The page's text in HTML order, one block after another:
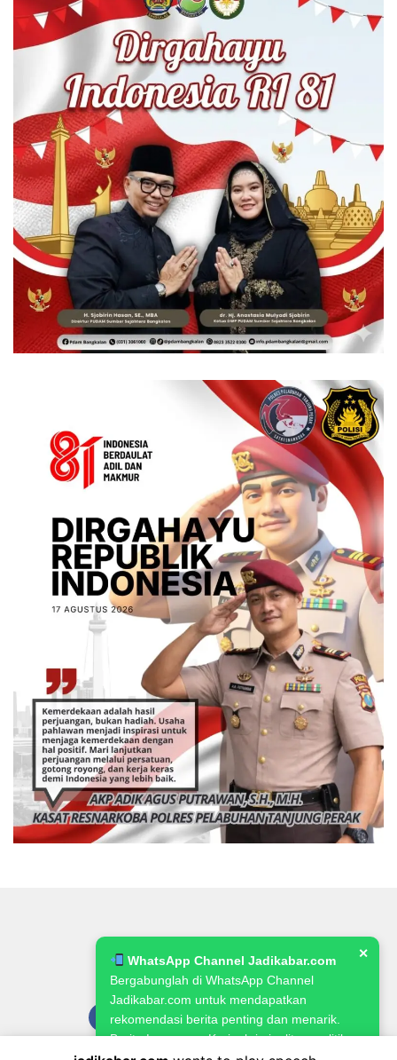
WhatsApp Channel Jadikabar.com
Bergabunglah di WhatsApp Channel
Jadikabar.com untuk mendapatkan
rekomendasi berita penting dan menarik.
Berita Lowongan Kerja, kriminalitas, politik,
✕